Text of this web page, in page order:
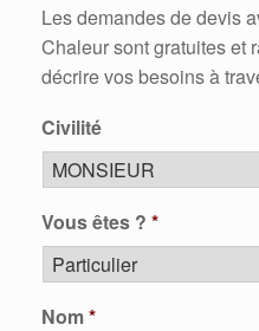
Les demandes de devis
Chaleur sont gratuites et
décrire vos besoins à
Civilité
Vous êtes ? *
Nom*